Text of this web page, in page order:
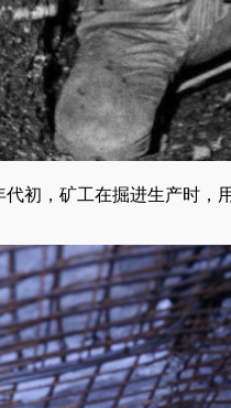
代初，矿工在掘进生产时，